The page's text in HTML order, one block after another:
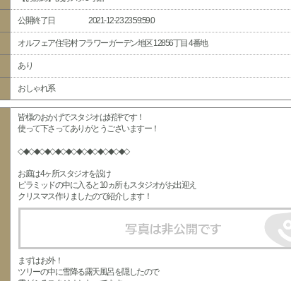
公開終了日 2021-12-23 23:59:59.0
オルフェア住宅村 フラワーガーデン地区 12856丁目 4番地
あり
おしゃれ系
皆様のおかげでスタジオは好評です！
使って下さってありがとうございますー！
◇◆◇◆◇◆◇◆◇◆◇◆◇◆◇◆◇◆◇◆◇
お庭は4ヶ所スタジオを設け
ピラミッドの中に入ると10ヵ所もスタジオがお出迎え
クリスマス作りましたので紹介します！
まずはお外！
ツリーの中に雪降る露天風呂を隠したので